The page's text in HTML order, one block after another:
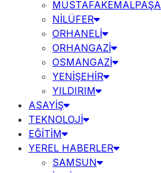
MUSTAFAKEMALPAŞA
NİLÜFER
ORHANELİ
ORHANGAZİ
OSMANGAZİ
YENİŞEHİR
YILDIRIM
ASAYİŞ
TEKNOLOJİ
EĞİTİM
YEREL HABERLER
SAMSUN